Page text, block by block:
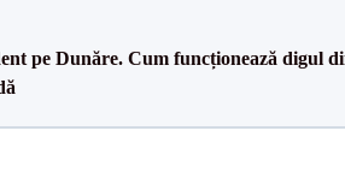
pe Dunăre. Cum funcționează digul